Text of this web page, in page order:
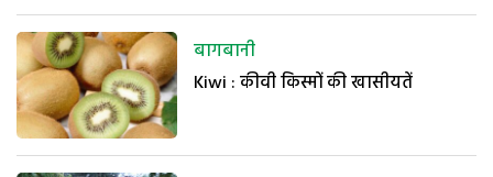
बागबानी
Kiwi : कीवी किस्मों की खासीयतें